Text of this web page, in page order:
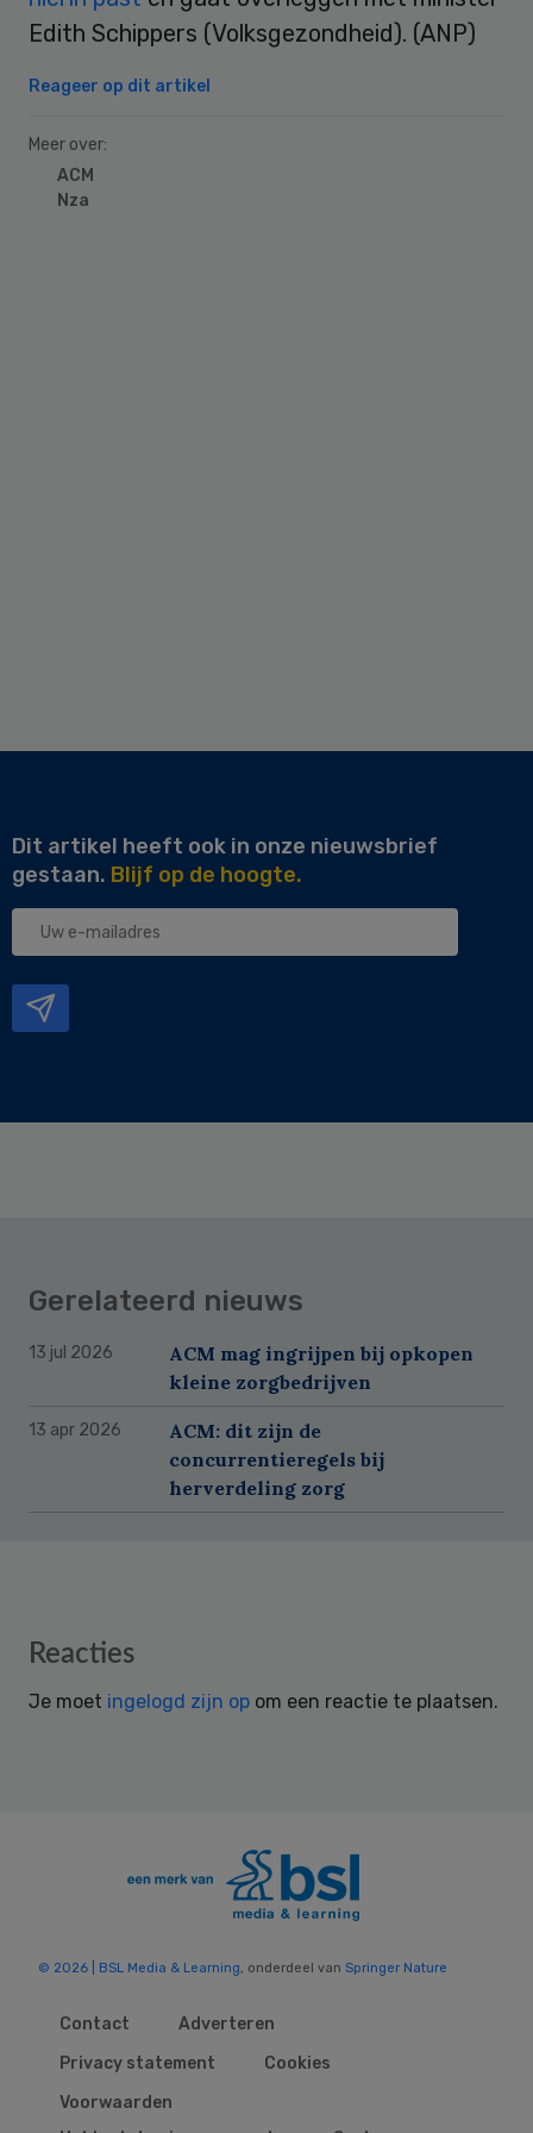
Edith Schippers (Volksgezondheid). (ANP)
Reageer op dit artikel
Meer over:
ACM
Nza
Dit artikel heeft ook in onze nieuwsbrief
gestaan. Blijf op de hoogte.
Uw
Gerelateerd nieuws
13 jul 2026
ACM mag ingrijpen bij opkopen
kleine zorgbedrijven
13 apr 2026
ACM: dit zijn de
concurrentieregels bij
herverdeling zorg
Reader
Reacties
Je moet ingelogd zijn op om een reactie te plaatsen.
© 2026 | BSL Media & Learning , onderdeel van Springer Nature
Contact
Adverteren
Privacy statement
Cookies
Voorwaarden